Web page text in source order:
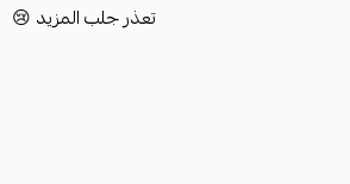
تعذر جلب المزيد 😢